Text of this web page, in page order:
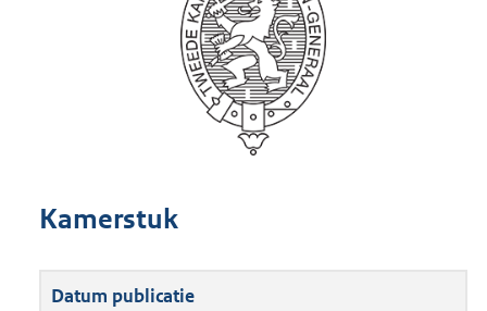
Kamerstuk